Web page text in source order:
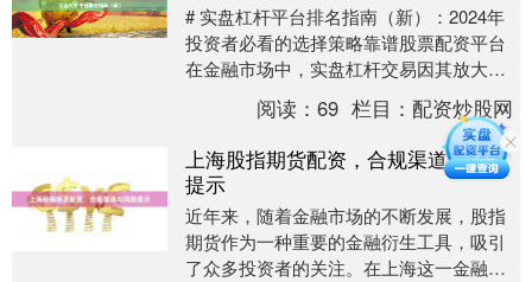
# 实盘杠杆平台排名指南（新）：2024年
投资者必看的选择策略靠谱股票配资平台
在金融市场中，实盘杠杆交易因其放大收
益的特性，吸引了大量投资者。然而，随
着平台数....阅读：69 栏目：配资炒股网
上海股指期货配资，合规渠道与风险
提示
近年来，随着金融市场的不断发展，股指
期货作为一种重要的金融衍生工具，吸引
了众多投资者的关注。在上海这一金融中